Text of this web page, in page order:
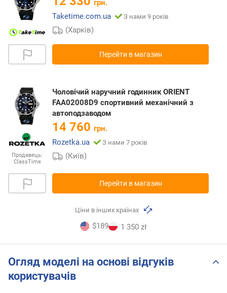
грн.
Taketime.com.ua
З нами 9 років
(Харків)
Перейти в магазин
Продавець:
ClassTime
Чоловічий наручний годинник ORIENT
FAA02008D9 спортивний механічний з
автоподзаводом
14 760 грн.
Rozetka.ua
З нами 7 років
(Київ)
Перейти в магазин
Ціни в інших країнах
$189 1 350 zł
Огляд моделі на основі відгуків
користувачів